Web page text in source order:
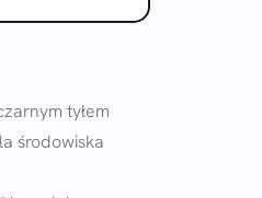
tyłem
środowiska